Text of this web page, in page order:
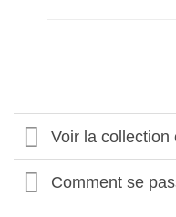
Voir la collection
Comment se